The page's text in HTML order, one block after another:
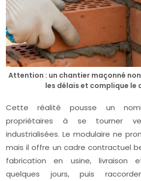
Attention : un chantier maçonné
les délais et complique le
Cette réalité pousse un
propriétaires à se tourner
industrialisées. Le modulaire ne
mais il offre un cadre contractuel
fabrication en usine, livraison
quelques jours, puis